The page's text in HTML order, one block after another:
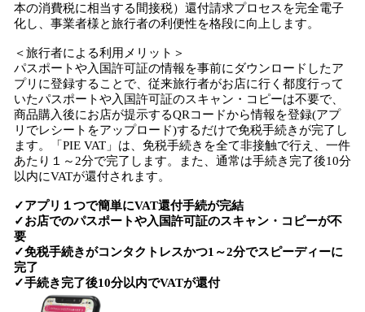
本の消費税に相当する間接税）還付請求プロセスを完全電子
化し、事業者様と旅行者の利便性を格段に向上します。​
＜旅行者による利用メリット＞
パスポートや入国許可証の情報を事前にダウンロードしたア
プリに登録することで、従来旅行者がお店に行く都度行って
いたパスポートや入国許可証のスキャン・コピーは不要で、
商品購入後にお店が提示するQRコードから情報を登録(アプ
リでレシートをアップロード)するだけで免税手続きが完了し
ます。「PIE VAT」は、免税手続きを全て非接触で行え、一件
あたり１～2分で完了します。また、通常は手続き完了後10分
以内にVATが還付されます。
✓アプリ１つで簡単にVAT還付手続が完結
✓お店でのパスポートや入国許可証のスキャン・コピーが不
要
✓免税手続きがコンタクトレスかつ1～2分でスピーディーに
完了
✓手続き完了後10分以内でVATが還付